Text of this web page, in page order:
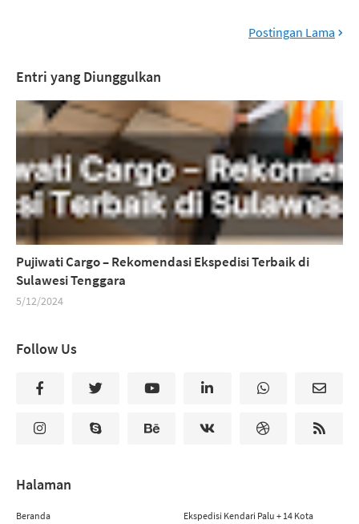
Postingan Lama
Entri yang Diunggulkan
Pujiwati Cargo – Rekomendasi Ekspedisi Terbaik di
Sulawesi Tenggara
5/12/2024
Follow Us
Halaman
Beranda
Ekspedisi Kendari Palu + 14 Kota